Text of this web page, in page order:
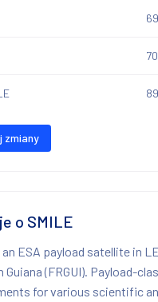
zmiany
o SMILE
an ESA payload satellite in
Guiana (FRGUI). Payload-
for various scientific